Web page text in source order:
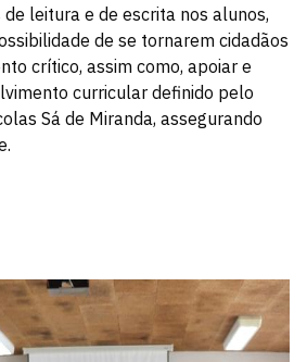
leitura e de escrita nos alunos,
de se tornarem cidadãos
crítico, assim como, apoiar e
curricular definido pelo
Sá de Miranda, assegurando